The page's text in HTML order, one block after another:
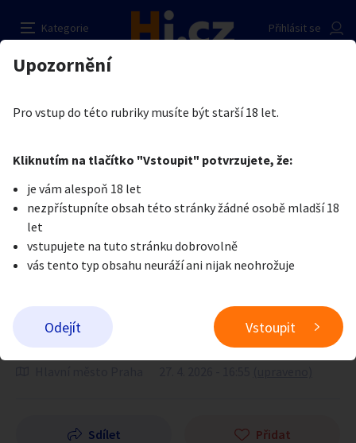
Kategorie
Přihlásit se
Auto-moto
Reality a bydlení Seznamka
Zvířata
Stroje a nářadí PC a elektro Sport a hobby
Sběratelství
Přidat inzerát
Erotika
Sdílet Přidat
Přivýdělek pro dívku
Kupující
Pošlete uživateli zprávu
Nahlásit inzerát
Upozornění
Pro vstup do této rubriky musíte být starší 18 let.
Kliknutím na tlačítko "Vstoupit" potvrzujete, že:
je vám alespoň 18 let
nezpřístupníte obsah této stránky žádné osobě mladší 18
let
vstupujete na tuto stránku dobrovolně
vás tento typ obsahu neuráží ani nijak neohrožuje
Odejít Vstoupit